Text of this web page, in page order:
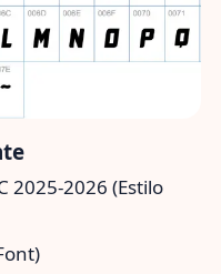
2025-2026 (Estilo